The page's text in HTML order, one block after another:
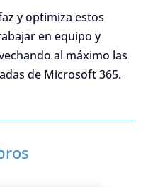
y optimiza estos
en equipo y
al máximo las
de Microsoft 365.